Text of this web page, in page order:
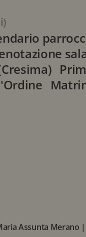
Assunta Merano |